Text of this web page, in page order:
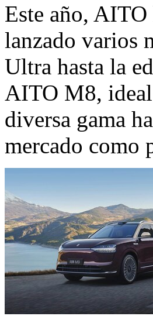
Este año,
lanzado varios
Ultra hasta la
AITO M8,
diversa gama
mercado como